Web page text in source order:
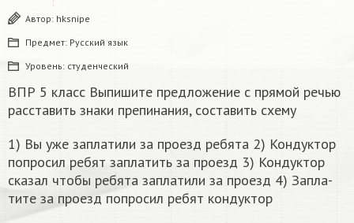
Автор: hksnipe
Предмет: Русский язык
Уровень: студенческий
ВПР 5 класс Выпишите предложение с прямой речью
расставить знаки препинания, составить схему
1) Вы уже за­пла­ти­ли за про­езд ре­бя­та 2) Кон­дук­тор
по­про­сил ребят за­пла­тить за про­езд 3) Кон­дук­тор
ска­зал чтобы ре­бя­та за­пла­ти­ли за про­езд 4) За­пла­
ти­те за про­езд по­про­сил ребят кон­дук­тор​